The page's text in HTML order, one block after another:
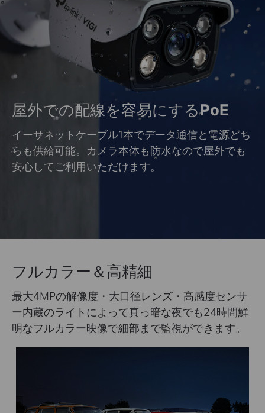
屋外での配線を容易にするPoE
イーサネットケーブル1本でデータ通信と電源どち
らも供給可能。カメラ本体も防水なので屋外でも
安心してご利用いただけます。
フルカラー＆高精細
最大4MPの解像度・大口径レンズ・高感度センサ
ー内蔵のライトによって真っ暗な夜でも24時間鮮
明なフルカラー映像で細部まで監視ができます。